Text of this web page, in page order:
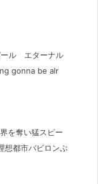
ル エターナル
gonna be alr
を奪い猛スピー
都市バビロンぶ